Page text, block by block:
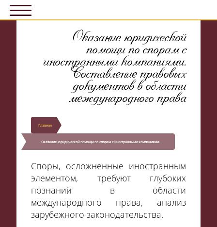
Оказание юридической
помощи по спорам с
иностранными компаниями.
Составление правовых
документов в области
международного права
Главная
Оказание юридической помощи по спорам с иностранными компаниями.
Споры, осложненные иностранным
элементом, требуют глубоких
познаний в области
международного права, анализ
зарубежного законодательства.